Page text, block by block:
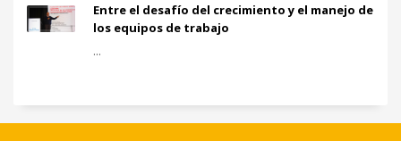
Entre el desafío del crecimiento y el manejo de
los equipos de trabajo
...